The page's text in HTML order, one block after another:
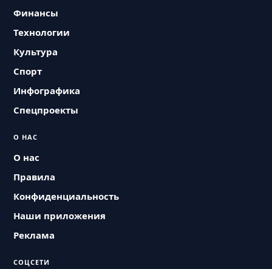
Финансы
Технологии
Культура
Спорт
Инфографика
Спецпроекты
О НАС
О нас
Правила
Конфиденциальность
Наши приложения
Реклама
СОЦСЕТИ